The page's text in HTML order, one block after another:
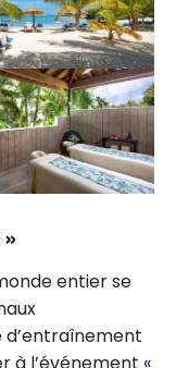
entier se
à l’événement «